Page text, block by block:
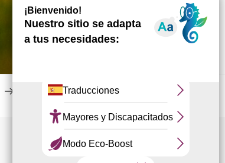
Agencias de viajes & Touroperadores